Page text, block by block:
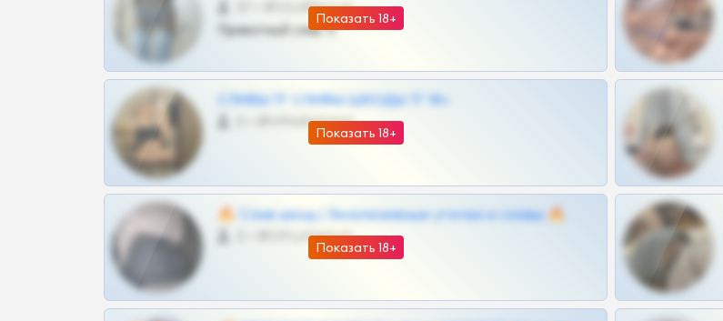
Показать 18+
@SZu3ll3sCatt_bot
Приватный слив тг
Показать 18+
СЛИВЫ ТГ СЛИВЫ ШКОДЫ ТГ 18+
@VIPARHIVS55BOT
Показать 18+
🔥 Слив шкод | Эксклюзивные утечки и сливы 🔥
@OPLATAPODPSK1BOT